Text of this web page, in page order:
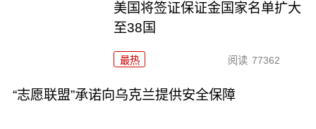
美国将签证保证金国家名单扩大
至38国
最热 阅读 77362
“志愿联盟”承诺向乌克兰提供安全保障